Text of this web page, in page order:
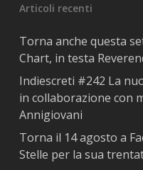
Articoli recenti
Torna anche questa
Chart, in testa
Indiescreti #242 La
in collaborazione con
Annigiovani
Torna il 14 agosto a
Stelle per la sua